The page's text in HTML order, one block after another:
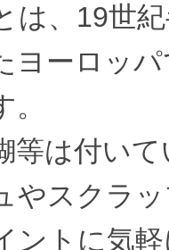
は、19世
ヨーロッ
等は付い
やスクラ
ントに気